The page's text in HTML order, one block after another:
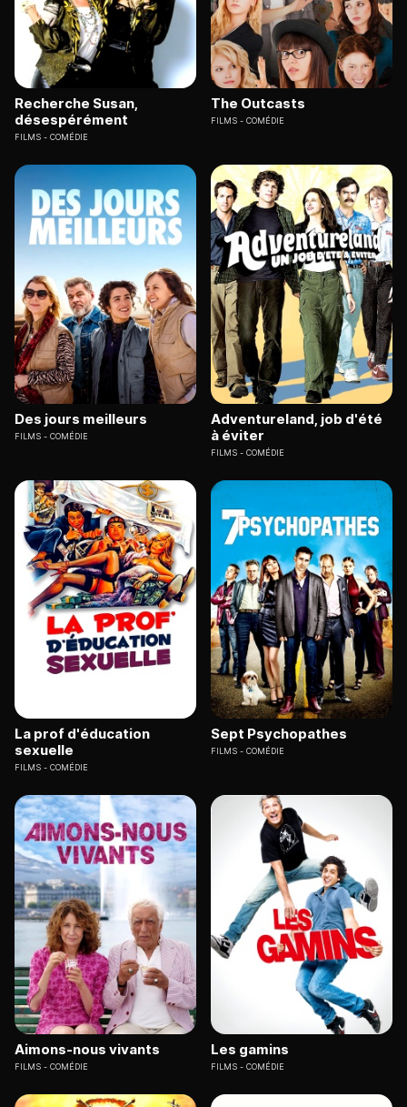
Recherche Susan,
désespérément
FILMS COMÉDIE
The Outcasts
FILMS COMÉDIE
Des jours meilleurs
FILMS COMÉDIE
Adventureland, job d'été
à éviter
FILMS COMÉDIE
La prof d'éducation
sexuelle
FILMS COMÉDIE
Sept Psychopathes
FILMS COMÉDIE
Aimons-nous vivants
FILMS COMÉDIE
Les gamins
FILMS COMÉDIE